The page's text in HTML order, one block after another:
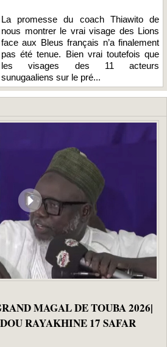
La promesse du coach Thiawito de
nous montrer le vrai visage des Lions
face aux Bleus français n’a finalement
pas été tenue. Bien vrai toutefois que
les visages des 11 acteurs
sunugaaliens sur le pré...
MAGAL DE TOUBA 2026|
RAYAKHINE 17 SAFAR